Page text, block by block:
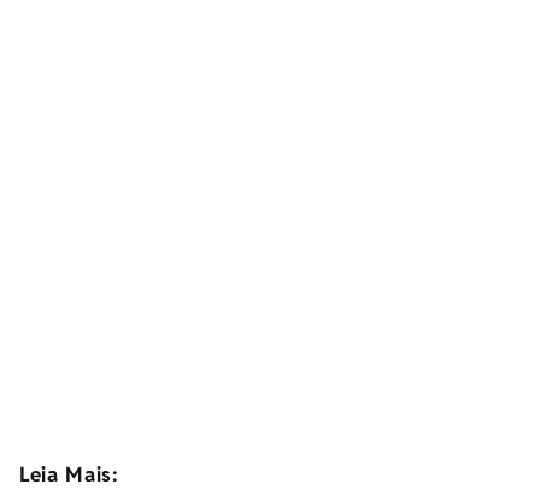
Leia Mais: